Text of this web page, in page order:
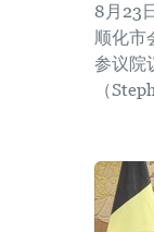
8月23
顺化市
参议院
（